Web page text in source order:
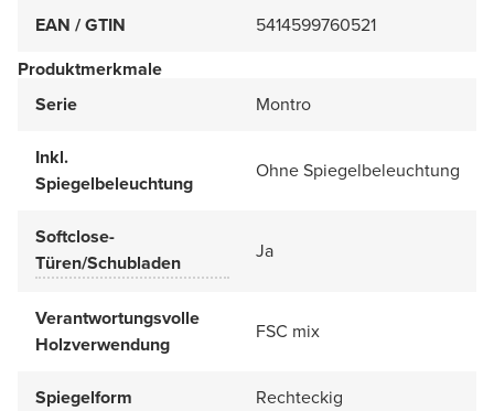
EAN / GTIN
5414599760521
Produktmerkmale
Serie
Montro
Inkl.
Spiegelbeleuchtung
Ohne Spiegelbeleuchtung
Softclose-
Türen/Schubladen
Ja
Verantwortungsvolle
Holzverwendung
FSC mix
Spiegelform Rechteckig